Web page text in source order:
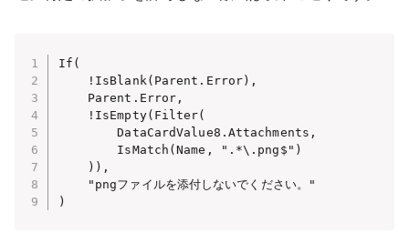
If(
    !IsBlank(Parent.Error),
    Parent.Error,
    !IsEmpty(Filter(
        DataCardValue8.Attachments,
        IsMatch(Name, ".*\.png$")
    )),
    "pngファイルを添付しないでください。"
)